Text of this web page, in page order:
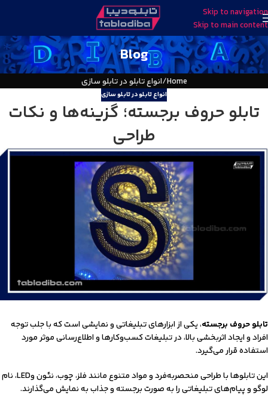
Skip to navigation
Skip to main content
Blog
Home انواع تابلو در تابلو سازی
انواع تابلو در تابلو سازی
تابلو حروف برجسته؛ گزینه‌ها و نکات
طراحی
تابلو حروف برجسته، یکی از ابزارهای تبلیغاتی و نمایشی است که با جلب توجه
افراد و ایجاد اثربخشی بالا، در تبلیغات کسب‌و‌کارها و اطلاع‌رسانی موثر مورد
استفاده قرار می‌گیرد.
این تابلوها با طراحی منحصربه‌فرد و مواد متنوع مانند فلز، چوب، نئون وLED، نام
لوگو و پیام‌های تبلیغاتی را به صورت برجسته و جذاب به نمایش می‌گذارند.